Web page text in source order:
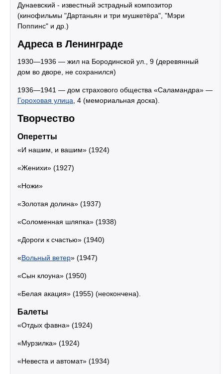
Дунаевский - известный эстрадный композитор
(кинофильмы "Дартаньян и три мушкетёра", "Мэри
Поппинс" и др.)
Адреса в Ленинграде
1930—1936 — жил на Бородинской ул., 9 (деревянный
дом во дворе, не сохранился)
1936—1941 — дом страхового общества «Саламандра» —
Гороховая улица , 4 (мемориальная доска).
Творчество
Оперетты
«И нашим, и вашим» (1924)
«Женихи» (1927)
«Ножи»
«Золотая долина» (1937)
«Соломенная шляпка» (1938)
«Дороги к счастью» (1940)
«Вольный ветер» (1947)
«Сын клоуна» (1950)
«Белая акация» (1955) (неокончена).
Балеты
«Отдых фавна» (1924)
«Мурзилка» (1924)
«Невеста и автомат» (1934)